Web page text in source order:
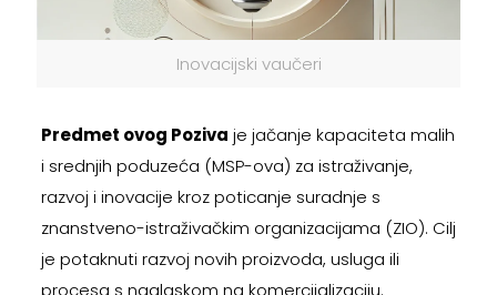
Inovacijski vaučeri
Predmet ovog Poziva je jačanje kapaciteta malih
i srednjih poduzeća (MSP-ova) za istraživanje,
razvoj i inovacije kroz poticanje suradnje s
znanstveno-istraživačkim organizacijama (ZIO). Cilj
je potaknuti razvoj novih proizvoda, usluga ili
procesa s naglaskom na komercijalizaciju.